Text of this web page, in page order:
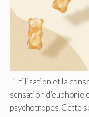
L’utilisation et la
sensation d’euphorie
psychotropes. Cette